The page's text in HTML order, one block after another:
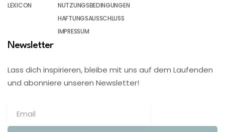
LEXICON
NUTZUNGSBEDINGUNGEN
HAFTUNGSAUSSCHLUSS
IMPRESSUM
Newsletter
Lass dich inspirieren, bleibe mit uns auf dem Laufenden
und abonniere unseren Newsletter!